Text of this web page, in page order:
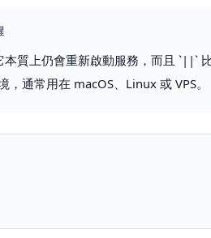
本質上仍會重新啟動服務，而且 `||`
，通常用在 macOS、Linux 或 VPS。